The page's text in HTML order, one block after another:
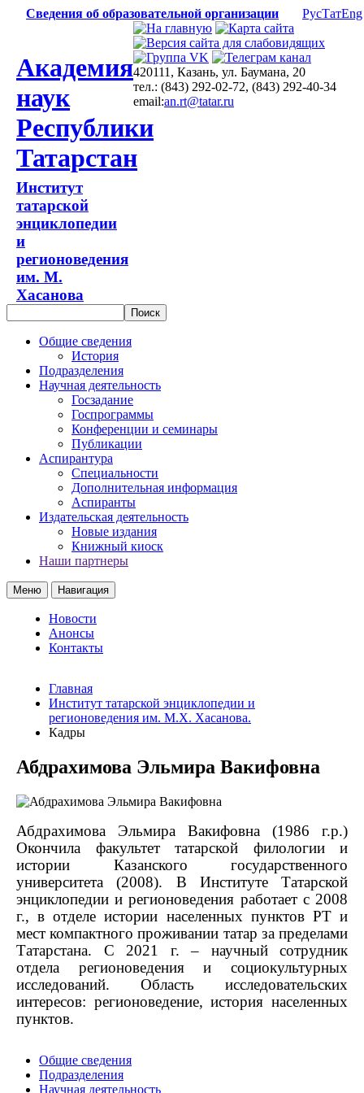
Сведения об образовательной организации РусТатEng
Академия
наук
Республики
Татарстан
Институт
татарской
энциклопедии
и
регионоведения
им. М.
Хасанова
420111, Казань, ул. Баумана, 20
тел.: (843) 292-02-72, (843) 292-40-34
email:an.rt@tatar.ru
Общие сведения
История
Подразделения
Научная деятельность
Госзадание
Госпрограммы
Конференции и семинары
Публикации
Аспирантура
Специальности
Дополнительная информация
Аспиранты
Издательская деятельность
Новые издания
Книжный киоск
Наши партнеры
Меню Навигация
Новости
Анонсы
Контакты
Главная
Институт татарской энциклопедии и
регионоведения им. М.Х. Хасанова.
Кадры
Абдрахимова Эльмира Вакифовна
Абдрахимова Эльмира Вакифовна (1986 г.р.)
Окончила факультет татарской филологии и
истории Казанского государственного
университета (2008). В Институте Татарской
энциклопедии и регионоведения работает с 2008
г., в отделе истории населенных пунктов РТ и
мест компактного проживании татар за пределами
Татарстана. С 2021 г. – научный сотрудник
отдела регионоведения и социокультурных
исследований. Область исследовательских
интересов: регионоведение, история населенных
пунктов.
Общие сведения
Подразделения
Научная деятельность